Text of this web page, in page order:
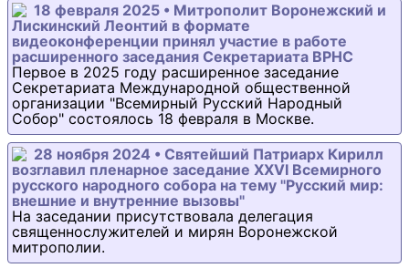
18 февраля 2025 • Митрополит Воронежский и
Лискинский Леонтий в формате
видеоконференции принял участие в работе
расширенного заседания Секретариата ВРНС
Первое в 2025 году расширенное заседание
Секретариата Международной общественной
организации "Всемирный Русский Народный
Собор" состоялось 18 февраля в Москве.
28 ноября 2024 • Святейший Патриарх Кирилл
возглавил пленарное заседание XXVI Всемирного
русского народного собора на тему "Русский мир:
внешние и внутренние вызовы"
На заседании присутствовала делегация
священнослужителей и мирян Воронежской
митрополии.